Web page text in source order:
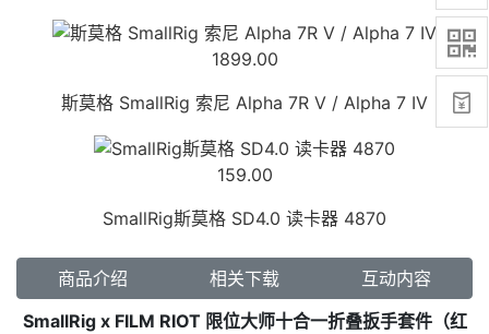


1899.00
斯莫格 SmallRig 索尼 Alpha 7R V / Alpha 7 IV
159.00
SmallRig斯莫格 SD4.0 读卡器 4870
商品介绍 相关下载
互动内容
SmallRig x FILM RIOT 限位大师十合一折叠扳手套件（红